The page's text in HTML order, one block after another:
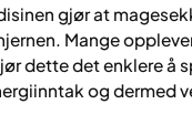
gjør at
Mange
dette det enklere å
og dermed